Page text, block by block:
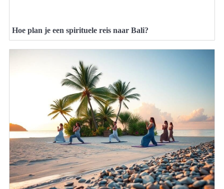
Hoe plan je een spirituele reis naar Bali?